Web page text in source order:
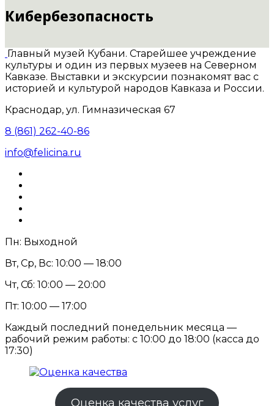
Кибербезопасность
Главный музей Кубани. Старейшее учреждение
культуры и один из первых музеев на Северном
Кавказе. Выставки и экскурсии познакомят вас с
историей и культурой народов Кавказа и России.
Краснодар, ул. Гимназическая 67
8 (861) 262-40-86
info@felicina.ru
Пн: Выходной
Вт, Ср, Вс: 10:00 — 18:00
Чт, Сб: 10:00 — 20:00
Пт: 10:00 — 17:00
Каждый последний понедельник месяца —
рабочий режим работы: с 10:00 до 18:00 (касса до
17:30)
Оценка качества услуг